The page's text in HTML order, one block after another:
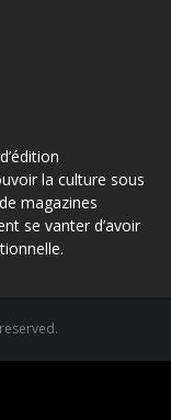
la culture sous
magazines
se vanter d’avoir